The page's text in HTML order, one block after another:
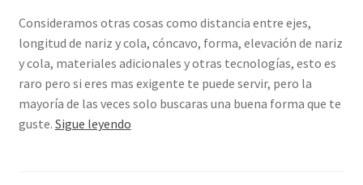
Consideramos otras cosas como distancia entre ejes,
longitud de nariz y cola, cóncavo, forma, elevación de nariz
y cola, materiales adicionales y otras tecnologías, esto es
raro pero si eres mas exigente te puede servir, pero la
mayoría de las veces solo buscaras una buena forma que te
guste. Sigue leyendoArmar